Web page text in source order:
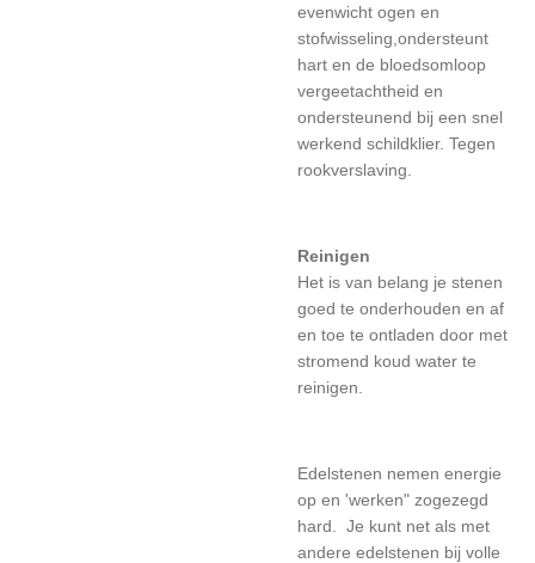
evenwicht ogen en
stofwisseling,ondersteunt
hart en de bloedsomloop
vergeetachtheid en
ondersteunend bij een snel
werkend schildklier. Tegen
rookverslaving.
Reinigen
Het is van belang je stenen
goed te onderhouden en af
en toe te ontladen door met
stromend koud water te
reinigen.
Edelstenen nemen energie
op en 'werken" zogezegd
hard. Je kunt net als met
andere edelstenen bij volle